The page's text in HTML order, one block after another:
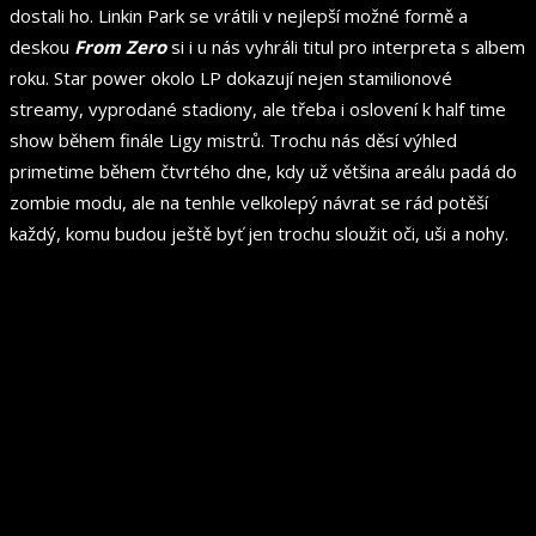
dostali ho. Linkin Park se vrátili v nejlepší možné formě a
deskou From Zerosi i u nás vyhráli titul pro interpreta s albem
roku. Star power okolo LP dokazují nejen stamilionové
streamy, vyprodané stadiony, ale třeba i oslovení k half time
show během finále Ligy mistrů. Trochu nás děsí výhled
primetime během čtvrtého dne, kdy už většina areálu padá do
zombie modu, ale na tenhle velkolepý návrat se rád potěší
každý, komu budou ještě byť jen trochu sloužit oči, uši a nohy.